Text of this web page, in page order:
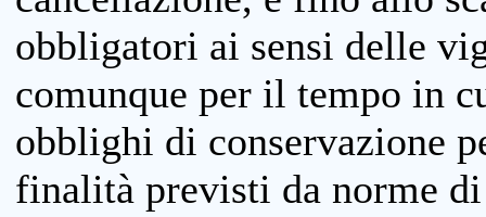
obbligatori ai sensi delle
comunque per il tempo in
obblighi di conservazione
finalità previsti da norme